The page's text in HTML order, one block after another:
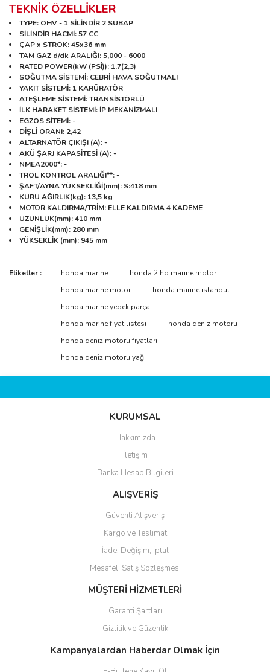
TEKNİK ÖZELLİKLER
TYPE: OHV - 1 SİLİNDİR 2 SUBAP
SİLİNDİR HACMİ: 57 CC
ÇAP x STROK: 45x36 mm
TAM GAZ d/dk ARALIĞI: 5,000 - 6000
RATED POWER(kW (PSİ)): 1,7(2,3)
SOĞUTMA SİSTEMİ: CEBRİ HAVA SOĞUTMALI
YAKIT SİSTEMİ: 1 KARÜRATÖR
ATEŞLEME SİSTEMİ: TRANSİSTÖRLÜ
İLK HARAKET SİSTEMİ: İP MEKANİZMALI
EGZOS SİTEMİ: -
DİŞLİ ORANI: 2,42
ALTARNATÖR ÇIKIŞI (A): -
AKÜ ŞARJ KAPASİTESİ (A): -
NMEA2000*: -
TROL KONTROL ARALIĞI**: -
ŞAFT/AYNA YÜKSEKLİĞİ(mm): S:418 mm
KURU AĞIRLIK(kg): 13,5 kg
MOTOR KALDIRMA/TRİM: ELLE KALDIRMA 4 KADEME
UZUNLUK(mm): 410 mm
GENİŞLİK(mm): 280 mm
YÜKSEKLİK (mm): 945 mm
Bu ürüne ilk yorumu siz yapın!
Yorum Yaz
Bu ürünün fiyat bilgisi, resim, ürün açıklamalarında ve diğer
tarafımıza iletebilirsiniz.
Görüş ve önerileriniz için teşekkür ederiz.
Ürün resmi kalitesiz, bozuk veya görüntülenemiyor.
Ürün açıklamasında eksik bilgiler bulunuyor.
Etiketler : honda marine
honda 2 hp marine motor
honda marine motor
honda marine istanbul
honda marine yedek parça
honda marine fiyat listesi
honda deniz motoru
honda deniz motoru fiyatları
honda deniz motoru yağı
KURUMSAL
Hakkımızda
İletişim
Banka Hesap Bilgileri
ALIŞVERİŞ
Güvenli Alışveriş
Kargo ve Teslimat
İade, Değişim, İptal
Mesafeli Satış Sözleşmesi
MÜŞTERİ HİZMETLERİ
Garanti Şartları
Gizlilik ve Güzenlik
Kampanyalardan Haberdar Olmak İçin